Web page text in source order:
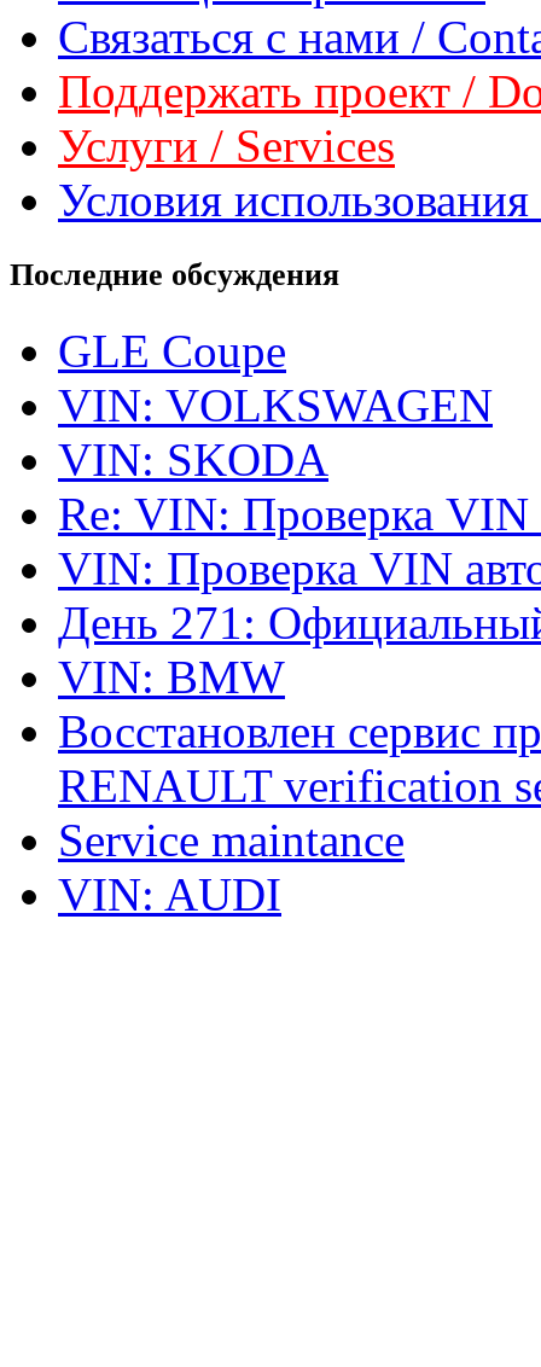
Связаться с нами /
Поддержать проект /
Услуги / Services
Условия
Последние обсуждения
GLE Coupe
VIN: VOLKSWAGEN
VIN: SKODA
Re: VIN: Проверка VIN
VIN: Проверка VIN
День 271:
VIN: BMW
Восстановлен сервис
RENAULT verification
Service maintance
VIN: AUDI